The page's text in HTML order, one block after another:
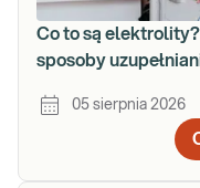
Co to są
sposoby
05 sierpnia 2026